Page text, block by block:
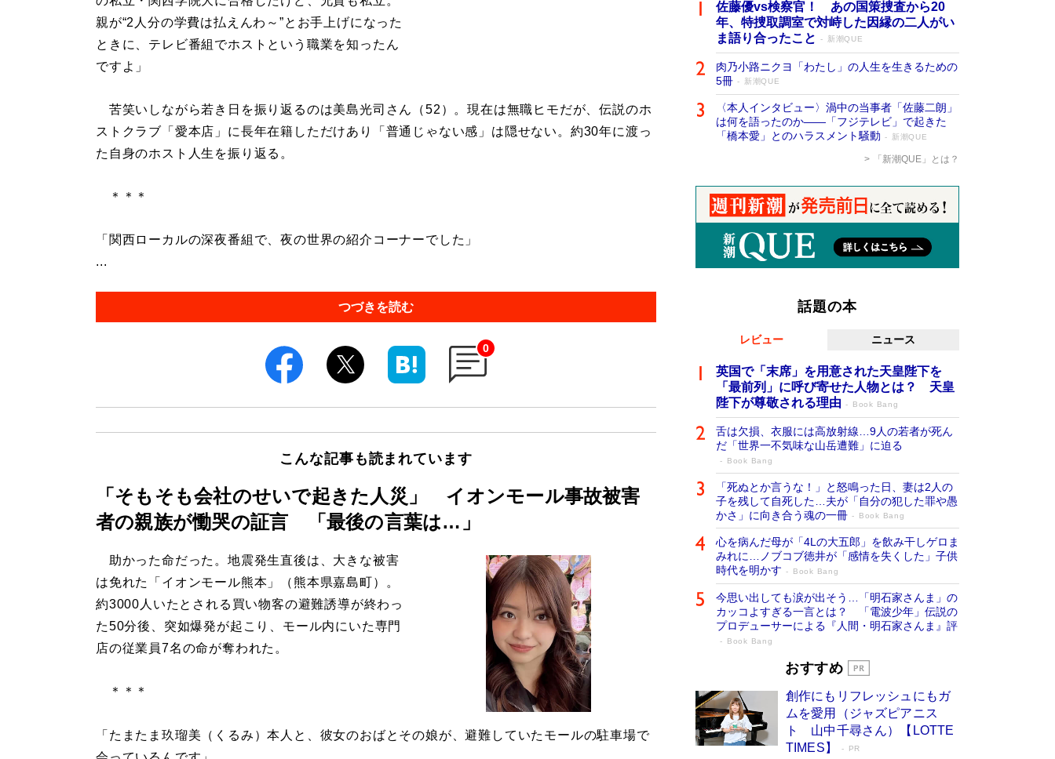
親が“2人分の学費は払えんわ～”とお手上げになった
ときに、テレビ番組でホストという職業を知ったん
ですよ」
苦笑いしながら若き日を振り返るのは美島光司さん（52）。現在は無職ヒモだが、伝説のホ
ストクラブ「愛本店」に長年在籍しただけあり「普通じゃない感」は隠せない。約30年に渡っ
た自身のホスト人生を振り返る。
＊＊＊
「関西ローカルの深夜番組で、夜の世界の紹介コーナーでした」
...
つづきを読む
0
こんな記事も読まれています
「そもそも会社のせいで起きた人災」 イオンモール事故被害
者の親族が慟哭の証言 「最後の言葉は…」
助かった命だった。地震発生直後は、大きな被害
は免れた「イオンモール熊本」（熊本県嘉島町）。
約3000人いたとされる買い物客の避難誘導が終わっ
た50分後、突如爆発が起こり、モール内にいた専門
店の従業員7名の命が奪われた。
＊＊＊
「たまたま玖瑠美（くるみ）本人と、彼女のおばとその娘が、避難していたモールの駐車場で
佐藤優vs検察官！ あの国策捜査から20
年、特捜取調室で対峙した因縁の二人がい
ま語り合ったこと
新潮QUE
肉乃小路ニクヨ「わたし」の人生を生きるための
5冊
新潮QUE
〈本人インタビュー〉渦中の当事者「佐藤二朗」
は何を語ったのか――「フジテレビ」で起きた
「橋本愛」とのハラスメント騒動
新潮QUE
「新潮QUE」とは？
話題の本
レビュー ニュース
英国で「末席」を用意された天皇陛下を
「最前列」に呼び寄せた人物とは？ 天皇
陛下が尊敬される理由
Book Bang
舌は欠損、衣服には高放射線…9人の若者が死ん
だ「世界一不気味な山岳遭難」に迫る
Book Bang
「死ぬとか言うな！」と怒鳴った日、妻は2人の
子を残して自死した…夫が「自分の犯した罪や愚
かさ」に向き合う魂の一冊
Book Bang
心を病んだ母が「4Lの大五郎」を飲み干しゲロま
みれに…ノブコブ徳井が「感情を失くした」子供
時代を明かす
Book Bang
今思い出しても涙が出そう…「明石家さんま」の
カッコよすぎる一言とは？ 「電波少年」伝説の
プロデューサーによる『人間・明石家さんま』評
Book Bang
「宇宙兄弟」最終46巻がベストセラー1
物語に幕 特装版には「宇宙で描かれたマ
ンガ」も収録
Book Bang
美輪明宏 晩年の回答を集めた『ほほえんで生き
るための人生相談』がランクイン［エンターテイ
おすすめ
創作にもリフレッシュにもガ
ムを愛用（ジャズピアニス
ト 山中千尋さん）【LOTTE
TIMES】
PR